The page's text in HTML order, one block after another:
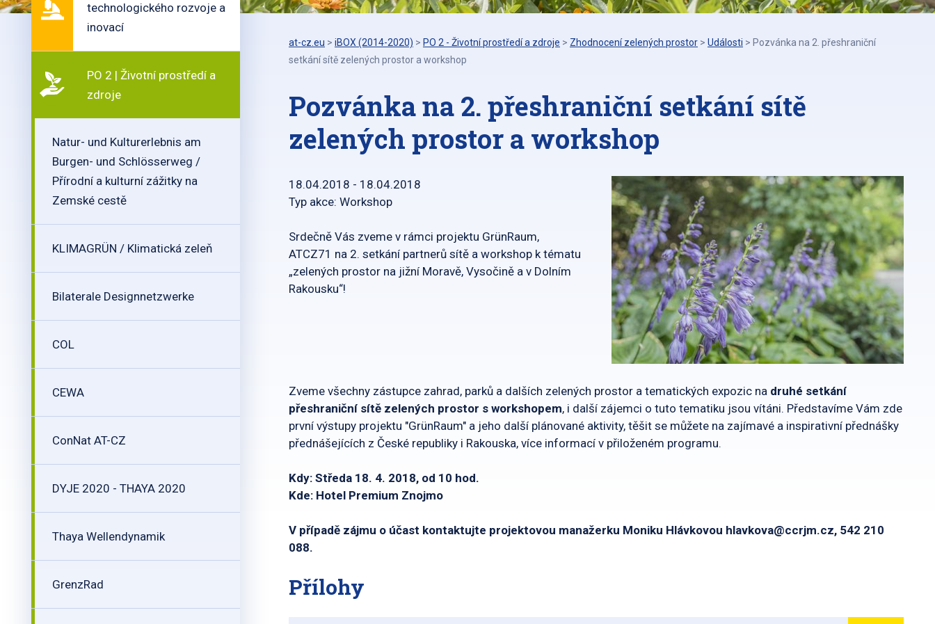
technologického rozvoje a
inovací
PO 2 | Životní prostředí a
zdroje
Natur- und Kulturerlebnis am
Burgen- und Schlösserweg /
Přírodní a kulturní zážitky na
Zemské cestě
KLIMAGRÜN / Klimatická zeleň
Bilaterale Designnetzwerke
COL
CEWA
ConNat AT-CZ
DYJE 2020 - THAYA 2020
Thaya Wellendynamik
GrenzRad
at-cz.eu > iBOX (2014-2020) > PO 2 - Životní prostředí a zdroje > Zhodnocení zelených prostor > Události > Pozvánka na 2. přeshraniční
setkání sítě zelených prostor a workshop
Pozvánka na 2. přeshraniční setkání sítě
zelených prostor a workshop
18.04.2018 - 18.04.2018
Typ akce: Workshop
Srdečně Vás zveme v rámci projektu GrünRaum,
ATCZ71 na 2. setkání partnerů sítě a workshop k tématu
„zelených prostor na jižní Moravě, Vysočině a v Dolním
Rakousku“!
Zveme všechny zástupce zahrad, parků a dalších zelených prostor a tematických expozic na druhé setkání
přeshraniční sítě zelených prostor s workshopem, i další zájemci o tuto tematiku jsou vítáni. Představíme Vám zde
první výstupy projektu "GrünRaum" a jeho další plánované aktivity, těšit se můžete na zajímavé a inspirativní přednášky
přednášejících z České republiky i Rakouska, více informací v přiloženém programu.
Kdy: Středa 18. 4. 2018, od 10 hod.
Kde: Hotel Premium Znojmo
V případě zájmu o účast kontaktujte projektovou manažerku Moniku Hlávkovou hlavkova@ccrjm.cz, 542 210
088.
Přílohy